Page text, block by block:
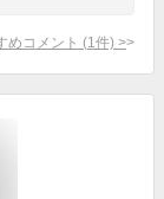
めコメント (1 件) >